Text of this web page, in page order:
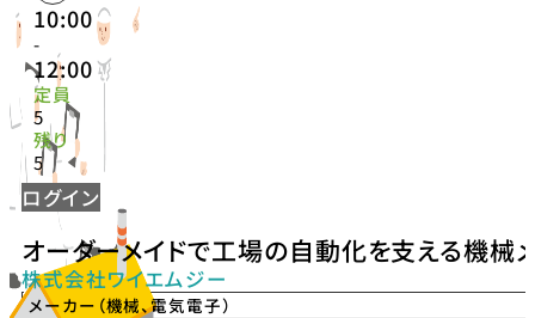
10:00
-
12:00
定員
5
残り
5
ログイン
オーダーメイドで工場の自動化を支える機械
株式会社ワイエムジー
メーカー（機械、電気電子）